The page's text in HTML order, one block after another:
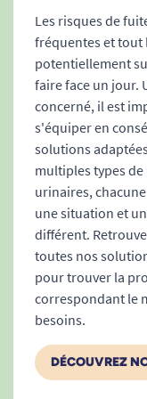
ouvertes
perdre
protection
Indications
facilitent
erreur
d’action
Confort
hanches,
favorisant
limitant la
circonstance
Pensé pour
Les risques de
fréquentes et tout
potentiellement
faire face un jour.
concerné, il est
s'équiper en
solutions
multiples types
urinaires,
une situation et
différent.
toutes nos
pour trouver la
correspondant le
besoins.
DÉCOUVREZ